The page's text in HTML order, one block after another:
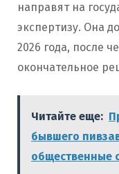
направят на
экспертизу. Она
2026 года, после
окончательное
Читайте еще:
бывшего
общественные